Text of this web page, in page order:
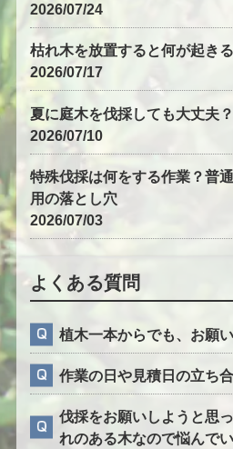
2026/07/24
枯れ木を放置すると何が起き
2026/07/17
夏に庭木を伐採しても大丈夫
2026/07/10
特殊伐採は何をする作業？普
用の落とし穴
2026/07/03
よくある質問
植木一本からでも、お願
作業の日や見積日の立ち
伐採をお願いしようと思
れのある木なので悩んで